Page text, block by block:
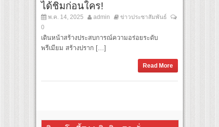
ได้ชิมก่อนใคร!
พ.ค. 14, 2025 admin
ข่าวประชาสัมพันธ์
0
เดินหน้าสร้างประสบการณ์ความอร่อยระดับ
พรีเมียม สร้างปราก […]
Read More